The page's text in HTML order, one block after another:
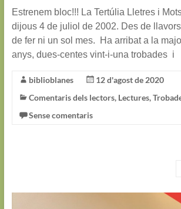
Estrenem bloc!!! La Tertúlia Lletres i
dijous 4 de juliol de 2002. Des de
de fer ni un sol mes. Ha arribat a la
anys, dues-centes vint-i-una trobades i
biblioblanes
12 d'agost de 2020
Comentaris dels lectors, Lectures,
Sense comentaris